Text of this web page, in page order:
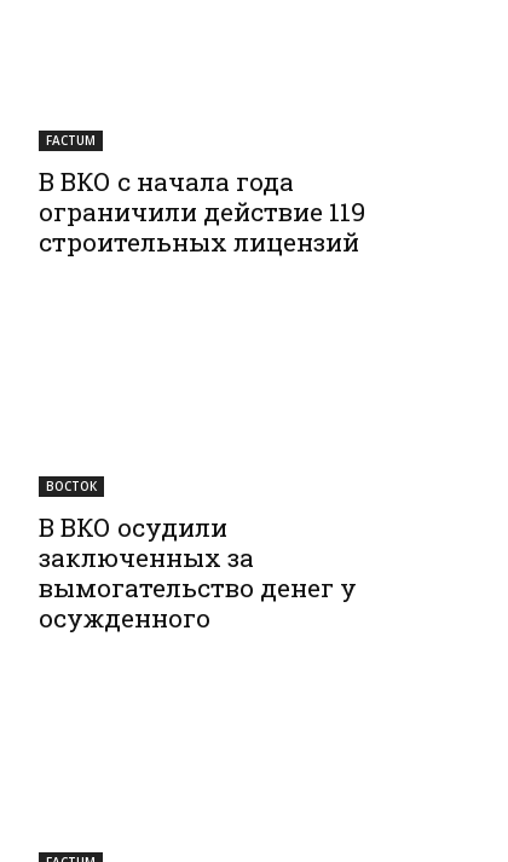
FACTUM
В ВКО с начала года
ограничили действие 119
строительных лицензий
ВОСТОК
В ВКО осудили
заключенных за
вымогательство денег у
осужденного